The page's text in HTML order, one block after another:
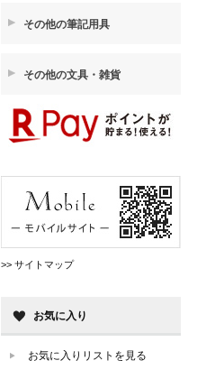
その他の筆記用具
その他の文具・雑貨
>> サイトマップ
お気に入り
お気に入りリストを見る